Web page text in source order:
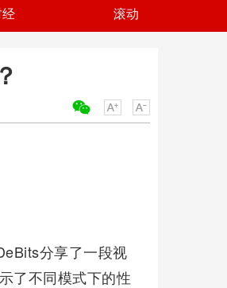
滚动
分享了一段视
了不同模式下的性